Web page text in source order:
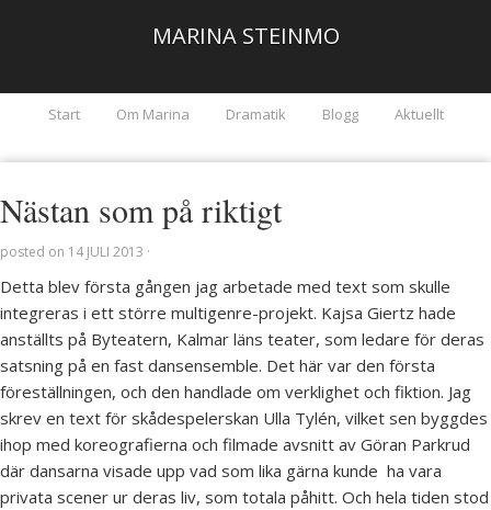
MARINA STEINMO
Start Om Marina Dramatik Blogg Aktuellt
Nästan som på riktigt
posted on 14 JULI 2013 ·
Detta blev första gången jag arbetade med text som skulle
integreras i ett större multigenre-projekt. Kajsa Giertz hade
anställts på Byteatern, Kalmar läns teater, som ledare för deras
satsning på en fast dansensemble. Det här var den första
föreställningen, och den handlade om verklighet och fiktion. Jag
skrev en text för skådespelerskan Ulla Tylén, vilket sen byggdes
ihop med koreografierna och filmade avsnitt av Göran Parkrud
där dansarna visade upp vad som lika gärna kunde ha vara
privata scener ur deras liv, som totala påhitt. Och hela tiden stod